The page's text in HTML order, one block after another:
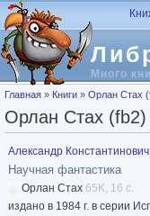
Перейти к основному
Много
Вы здесь
Главная » Книги » Орлан Стах
Орлан Стах (fb2)
Александр
Научная фантастика
Орлан Стах 65K, 16 с.
издано в 1984 г. в серии